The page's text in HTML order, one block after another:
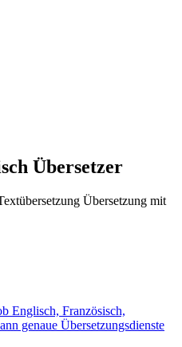
Übersetzer
Übersetzung mit
Englisch, Französisch,
genaue Übersetzungsdienste